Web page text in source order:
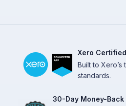
Xero
Built to
standards.
30-Day Money-Back